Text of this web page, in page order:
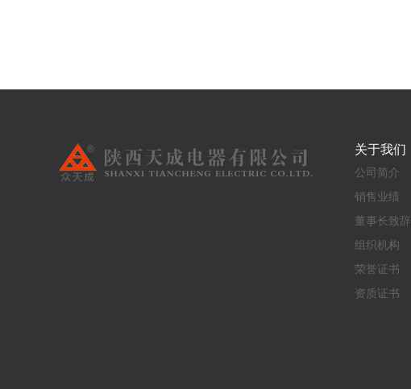
关于我们
公司简介
销售业绩
董事长致辞
组织机构
荣誉证书
资质证书